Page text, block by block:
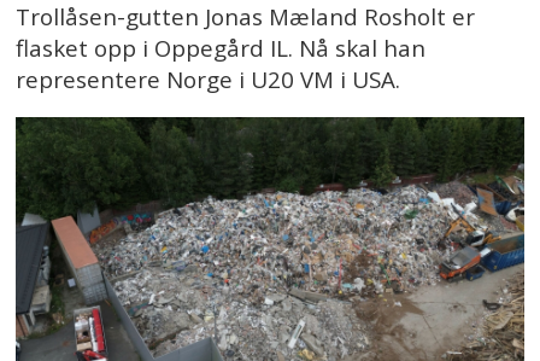
Trollåsen-gutten Jonas Mæland Rosholt er
flasket opp i Oppegård IL. Nå skal han
representere Norge i U20 VM i USA.